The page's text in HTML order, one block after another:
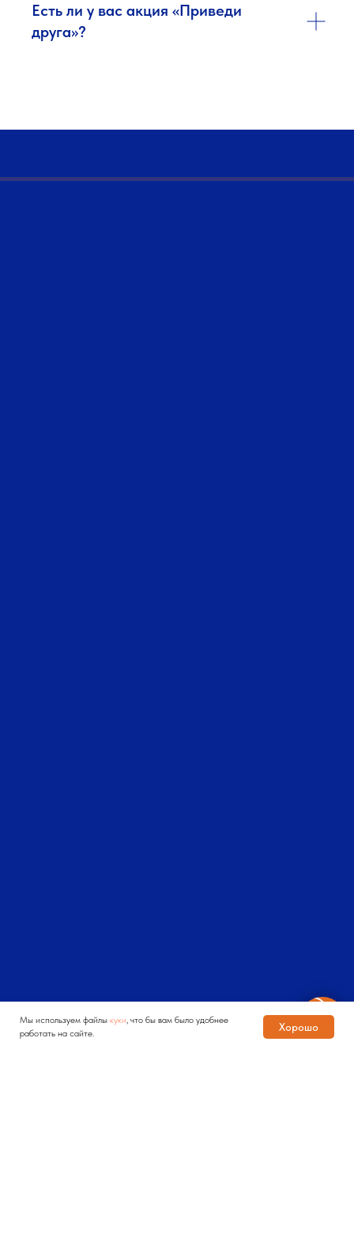
Мы используем файлы куки, что бы вам было удобнее
работать на сайте.
Хорошо
Есть ли у вас акция «Приведи
друга»?